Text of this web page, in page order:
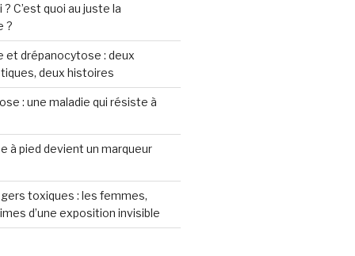
C’est quoi au juste la
?
et drépanocytose : deux
deux histoires
: une maladie qui résiste à
à pied devient un marqueur
toxiques : les femmes,
d’une exposition invisible